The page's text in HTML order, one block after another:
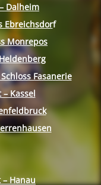
Dalheim
Ebreichsdorf
Monrepos
Fasanerie
Kassel
Hanau